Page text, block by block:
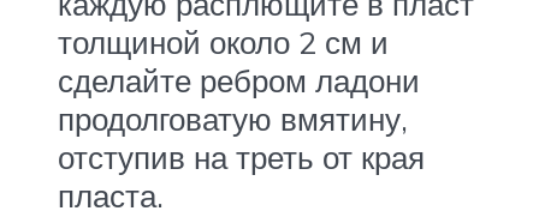
толщиной около 2 см и
сделайте ребром ладони
продолговатую вмятину,
отступив на треть от края
пласта.